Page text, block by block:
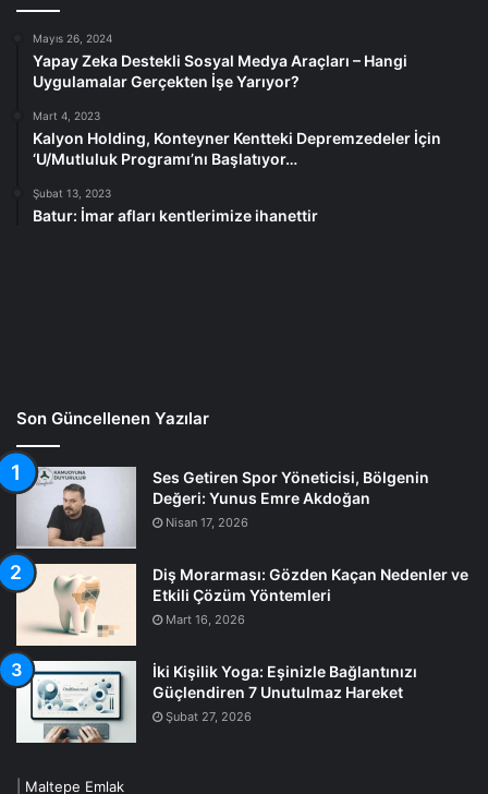
Mayıs 26, 2024
Yapay Zeka Destekli Sosyal Medya Araçları – Hangi
Uygulamalar Gerçekten İşe Yarıyor?
Mart 4, 2023
Kalyon Holding, Konteyner Kentteki Depremzedeler İçin
‘U/Mutluluk Programı’nı Başlatıyor…
Şubat 13, 2023
Batur: İmar afları kentlerimize ihanettir
Son Güncellenen Yazılar
Ses Getiren Spor Yöneticisi, Bölgenin
Değeri: Yunus Emre Akdoğan
Nisan 17, 2026
Diş Morarması: Gözden Kaçan Nedenler ve
Etkili Çözüm Yöntemleri
Mart 16, 2026
İki Kişilik Yoga: Eşinizle Bağlantınızı
Güçlendiren 7 Unutulmaz Hareket
Şubat 27, 2026
Maltepe Emlak